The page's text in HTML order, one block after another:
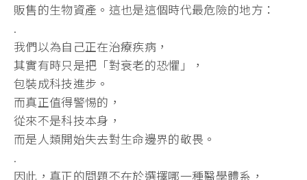
販售的生物資產。這也是這個時代最危險的地方：
.
我們以為自己正在治療疾病，
其實有時只是把「對衰老的恐懼」，
包裝成科技進步。
而真正值得警惕的，
從來不是科技本身，
而是人類開始失去對生命邊界的敬畏。
.
因此，真正的問題不在於選擇哪一種醫學體系，